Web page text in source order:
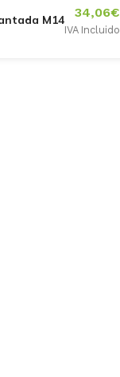
M14 34,06€
IVA Incluido